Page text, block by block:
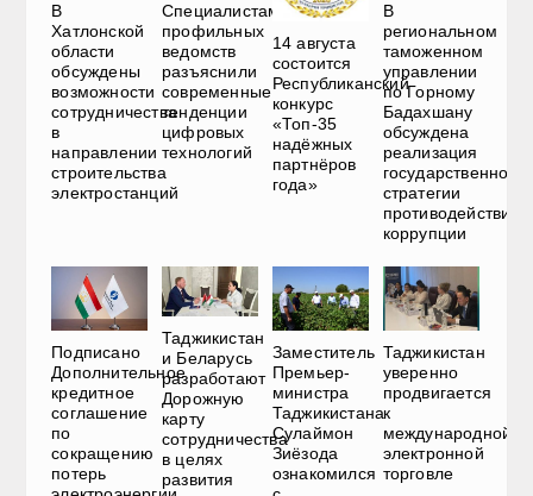
В
Хатлонской
области
обсуждены
возможности
сотрудничества
в
направлении
строительства
электростанций
Специалистам
профильных
ведомств
разъяснили
современные
тенденции
цифровых
технологий
14 августа
состоится
Республиканский
конкурс
«Топ-35
надёжных
партнёров
года»
В
региональном
таможенном
управлении
по Горному
Бадахшану
обсуждена
реализация
государственной
стратегии
противодействия
коррупции
Подписано
Дополнительное
кредитное
соглашение
по
сокращению
потерь
Таджикистан
и Беларусь
разработают
Дорожную
карту
сотрудничества
в целях
развития
Заместитель
Премьер-
министра
Таджикистана
Сулаймон
Зиёзода
ознакомился
Таджикистан
уверенно
продвигается
к
международной
электронной
торговле